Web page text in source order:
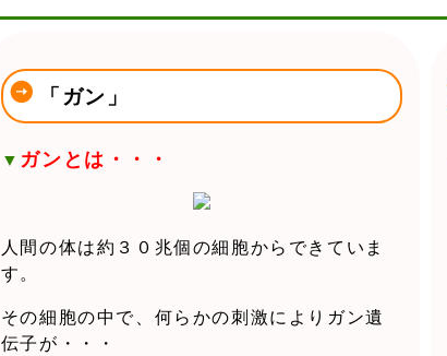
「ガン」
▼ ガンとは・・・
人間の体は約３０兆個の細胞からできていま
す。
その細胞の中で、何らかの刺激によりガン遺
伝子が・・・